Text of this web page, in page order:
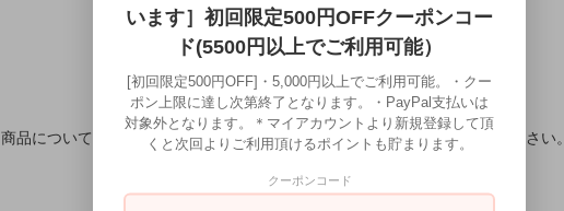
商品についてのお問合せやご不明な点などはこちら よりお気軽にお問合せ下さい。
います］初回限定500円OFFクーポンコー
ド(5500円以上でご利用可能）
[初回限定500円OFF]・5,000円以上でご利用可能。・クー
ポン上限に達し次第終了となります。・PayPal支払いは
対象外となります。＊マイアカウントより新規登録して頂
くと次回よりご利用頂けるポイントも貯まります。
クーポンコード